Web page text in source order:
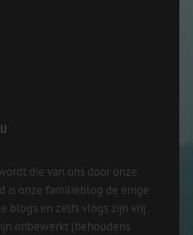
die van ons door onze
is onze familieblog de enige
blogs en zelfs vlogs zijn vrij
onbewerkt (behoudens